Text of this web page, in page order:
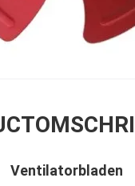
Ventilatorbladen